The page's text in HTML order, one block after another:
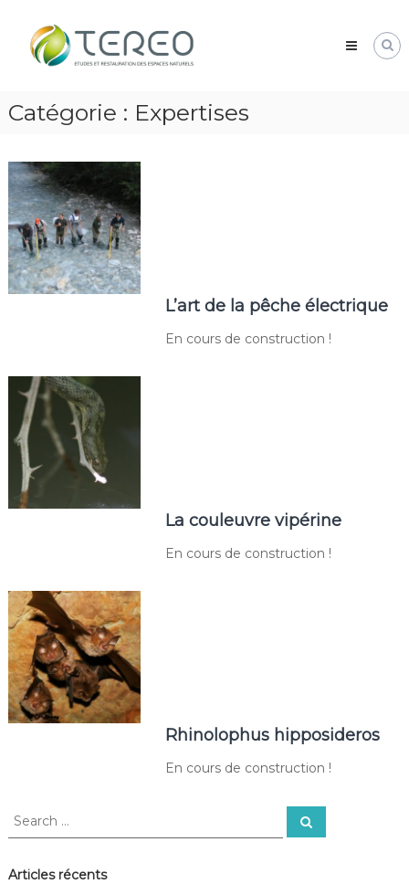
content
TEREO
étude
espaces
naturels
Catégorie : Expertises
L’art de la pêche électrique
En cours de construction !
La couleuvre vipérine
En cours de construction !
Rhinolophus hipposideros
En cours de construction !
Search
Search
Articles récents